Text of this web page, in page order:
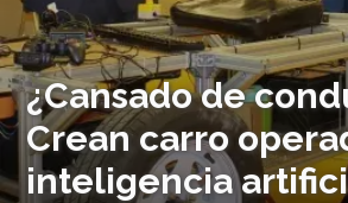
¿Cansado de
Crean carro
inteligencia